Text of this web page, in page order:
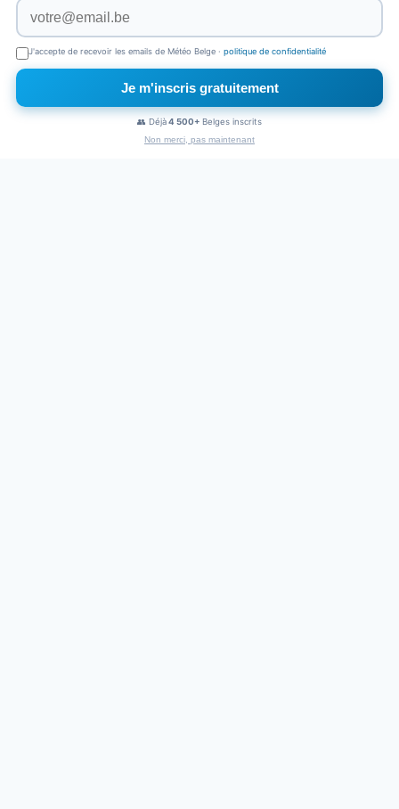
×
Naviguez sans pub
J'accepte de recevoir les emails de Météo Belge · politique de confidentialité
Je m'inscris gratuitement
👥 Déjà4 500+ Belges inscrits
Non merci, pas maintenant